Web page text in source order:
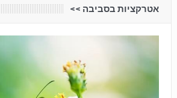
אטרקציות בסביבה <<